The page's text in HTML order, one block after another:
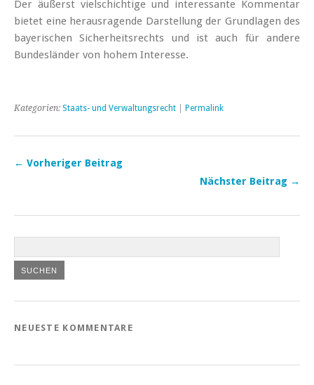
Der äußerst vielschichtige und interessante Kommentar
bietet eine herausragende Darstellung der Grundlagen des
bayerischen Sicherheitsrechts und ist auch für andere
Bundesländer von hohem Interesse.
Kategorien: Staats- und Verwaltungsrecht Permalink
← Vorheriger Beitrag
Nächster Beitrag →
NEUESTE KOMMENTARE